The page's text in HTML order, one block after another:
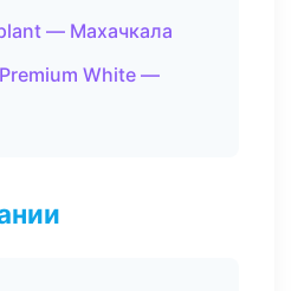
— Махачкала
White —